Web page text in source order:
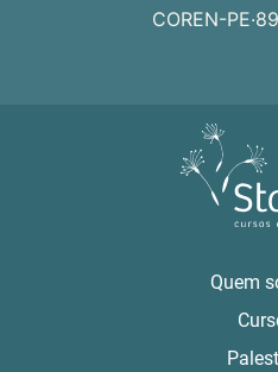
COREN-PE.
Quem